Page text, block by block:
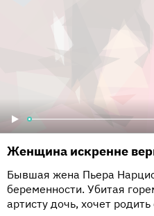
Женщина искренне
Бывшая жена Пьера
беременности. Убитая
артисту дочь, хочет